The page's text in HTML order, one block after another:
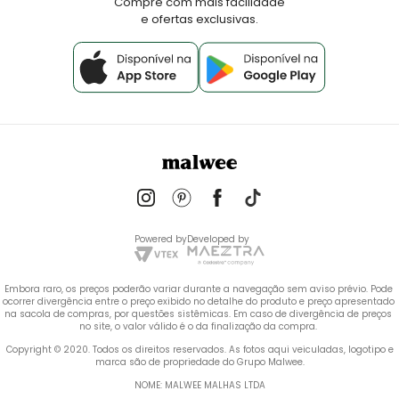
e ofertas exclusivas.
Powered byDeveloped by
Embora raro, os preços poderão variar durante a navegação sem aviso prévio. Pode
ocorrer divergência entre o preço exibido no detalhe do produto e preço apresentado
na sacola de compras, por questões sistêmicas. Em caso de divergência de preços
no site, o valor válido é o da finalização da compra.
marca são de propriedade do Grupo Malwee.
NOME: MALWEE MALHAS LTDA